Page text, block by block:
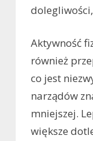
Aktywność
również
co jest
narządów
mniejszej.
większe